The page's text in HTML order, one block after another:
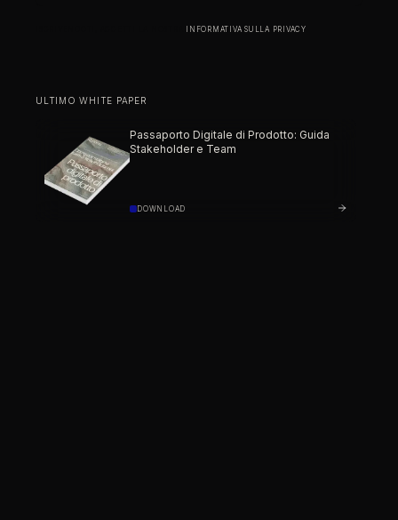
INFORMATIVA SULLA PRIVACY
ULTIMO WHITE PAPER
Passaporto Digitale di Prodotto: Guida
Stakeholder e Team
DOWNLOAD